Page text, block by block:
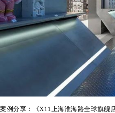
案例分享：《X11上海淮海路全球旗舰